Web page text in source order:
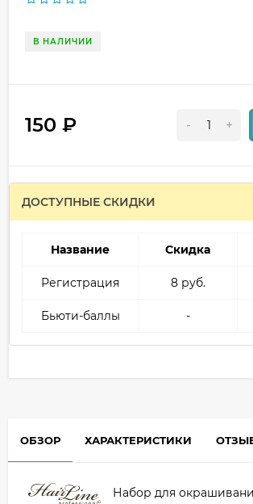
В НАЛИЧИИ
150 ₽ - +
ДОСТУПНЫЕ СКИДКИ
Название Скидка
Регистрация 8 руб.
Бьюти-баллы -
ОБЗОР ХАРАКТЕРИСТИКИ
Набор для